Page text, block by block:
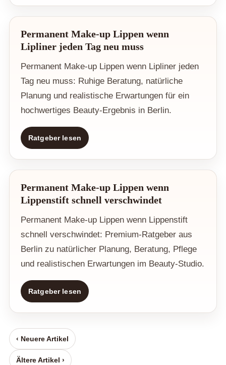
Permanent Make-up Lippen wenn
Lipliner jeden Tag neu muss
Permanent Make-up Lippen wenn Lipliner jeden
Tag neu muss: Ruhige Beratung, natürliche
Planung und realistische Erwartungen für ein
hochwertiges Beauty-Ergebnis in Berlin.
Ratgeber lesen
Permanent Make-up Lippen wenn
Lippenstift schnell verschwindet
Permanent Make-up Lippen wenn Lippenstift
schnell verschwindet: Premium-Ratgeber aus
Berlin zu natürlicher Planung, Beratung, Pflege
und realistischen Erwartungen im Beauty-Studio.
Ratgeber lesen
‹ Neuere Artikel
Ältere Artikel ›